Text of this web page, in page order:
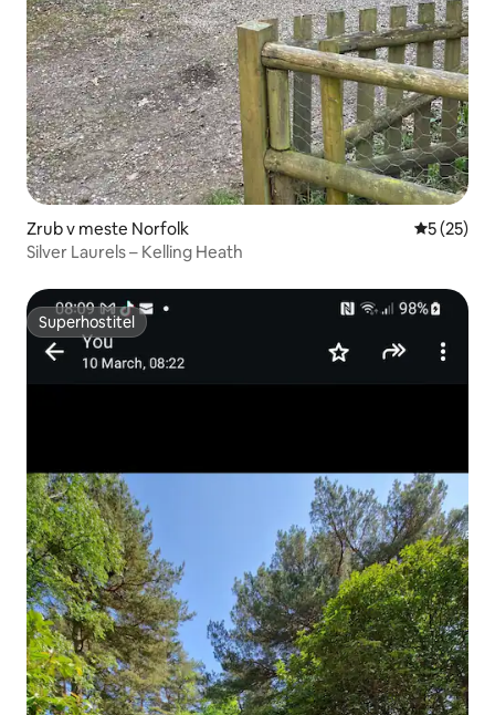
Zrub v meste Norfolk
5 (25)
Silver Laurels – Kelling Heath
Superhostiteľ
Superhostiteľ